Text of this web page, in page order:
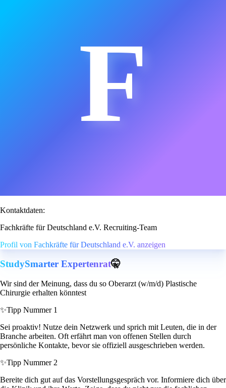
F
Kontaktdaten:
Fachkräfte für Deutschland e.V. Recruiting-Team
Profil von Fachkräfte für Deutschland e.V. anzeigen
StudySmarter Expertenrat🤫
Wir sind der Meinung, dass du so Oberarzt (w/m/d) Plastische
Chirurgie erhalten könntest
✨Tipp Nummer 1
Sei proaktiv! Nutze dein Netzwerk und sprich mit Leuten, die in der
Branche arbeiten. Oft erfährt man von offenen Stellen durch
persönliche Kontakte, bevor sie offiziell ausgeschrieben werden.
✨Tipp Nummer 2
Bereite dich gut auf das Vorstellungsgespräch vor. Informiere dich über